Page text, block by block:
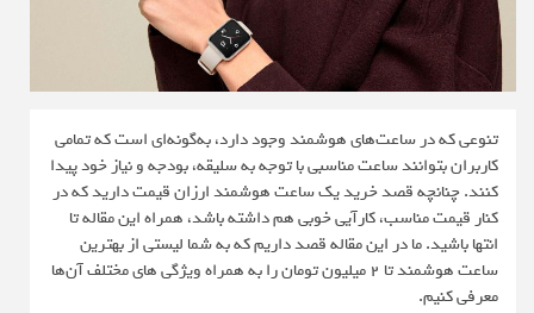
تنوعی که در ساعت‌های هوشمند وجود دارد، به‌گونه‌ای است که تمامی
کاربران بتوانند ساعت مناسبی با توجه به سلیقه، بودجه و نیاز خود پیدا
کنند. چنانچه قصد خرید یک ساعت هوشمند ارزان قیمت دارید که در
کنار قیمت مناسب، کارآیی خوبی هم داشته باشد، همراه این مقاله تا
انتها باشید. ما در این مقاله قصد داریم که به شما لیستی از بهترین
ساعت هوشمند تا ۲ میلیون تومان را به همراه ویژگی های مختلف آن‌ها
معرفی کنیم.